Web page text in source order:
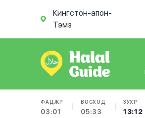
Кингстон-апон-
Тэмз
ФАДЖР
03:01
ВОСХОД
05:33
ЗУХР
13:12